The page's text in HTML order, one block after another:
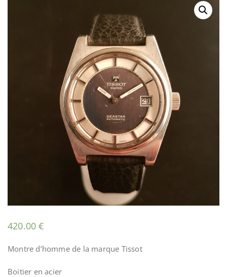
420.00€
Montre d’homme de la marque Tissot
Boitier en acier